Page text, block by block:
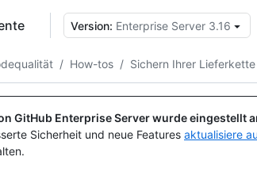
Version: Enterprise Server 3.16
/ How-tos / Sichern Ihrer Lieferkette
GitHub Enterprise Server wurde eingestellt
Sicherheit und neue Features aktualisiere